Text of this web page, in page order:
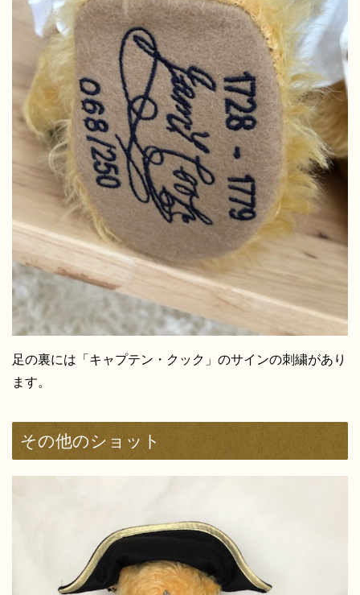
足の裏には「キャプテン・クック」のサインの刺繍があり
ます。
その他のショット